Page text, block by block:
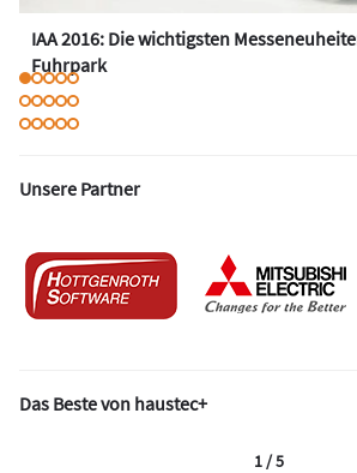
IAA 2016: Die wichtigsten
Fuhrpark
Unsere Partner
Das Beste von haustec+
1 / 5